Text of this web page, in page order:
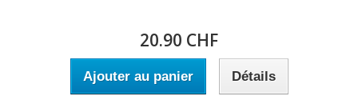
20.90 CHF
Ajouter au panier Détails